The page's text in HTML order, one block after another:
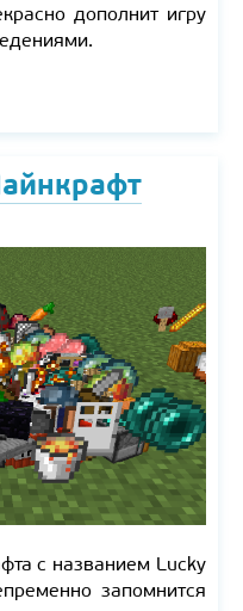
дополнит игру
с названием Lucky
запомнится